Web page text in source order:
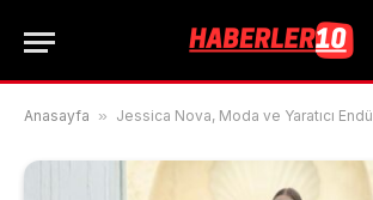
Anasayfa » Jessica Nova, Moda ve Yaratıcı